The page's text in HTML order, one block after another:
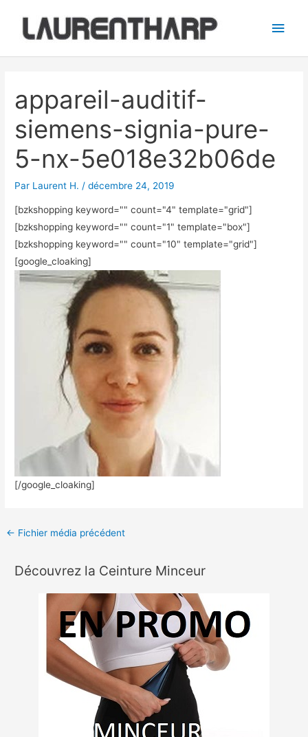
contenu
appareil-auditif-
siemens-signia-pure-
5-nx-5e018e32b06de
Par Laurent H. /décembre 24, 2019
[bzkshopping keyword="" count="4" template="grid"]
[bzkshopping keyword="" count="1" template="box"]
[bzkshopping keyword="" count="10" template="grid"]
[google_cloaking]
[/google_cloaking]
articles
← Fichier média précédent
Découvrez la Ceinture Minceur